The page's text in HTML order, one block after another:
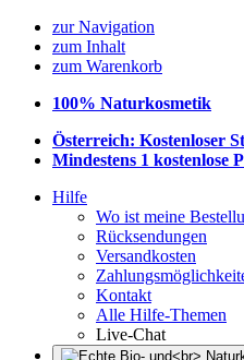
zur Navigation
zum Inhalt
zum Warenkorb
100% Naturkosmetik
Österreich: Kostenloser
Mindestens 1 kostenlose
Hilfe
Wo ist meine
Rücksendungen
Versandkosten
Kontakt
Alle Hilfe-Themen
Live-Chat